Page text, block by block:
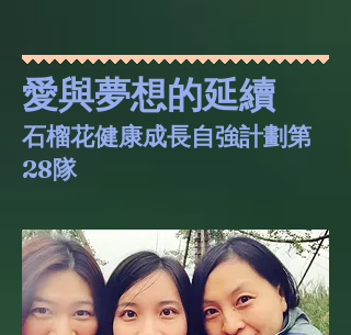
愛與夢想的延續
石榴花健康成長自強計劃第
28隊